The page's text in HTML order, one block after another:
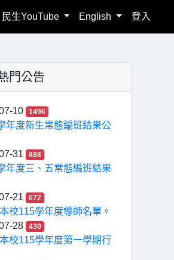
民生YouTube English 登入
門公告
10 1496
年度新生常態編班結果公
31
888
年度三、五常態編班結果
21
672
校115學年度導師名單。
28
430
校115學年度第一學期行